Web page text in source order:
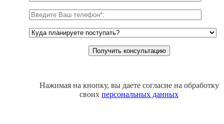
Нажимая на кнопку, вы даете согласие на обработку
своих персональных данных